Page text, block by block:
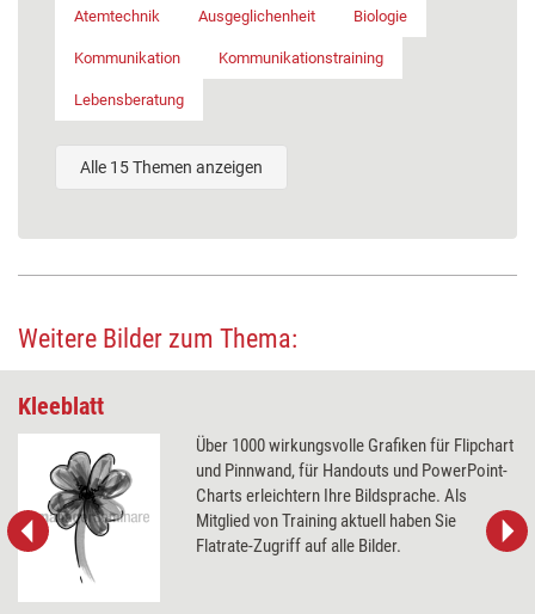
Atemtechnik Ausgeglichenheit Biologie
Kommunikation Kommunikationstraining
Lebensberatung
Alle 15 Themen anzeigen
Weitere Bilder zum Thema:
Kleeblatt
Über 1000 wirkungsvolle Grafiken für Flipchart
und Pinnwand, für Handouts und PowerPoint-
Charts erleichtern Ihre Bildsprache. Als
Mitglied von Training aktuell haben Sie
Flatrate-Zugriff auf alle Bilder.